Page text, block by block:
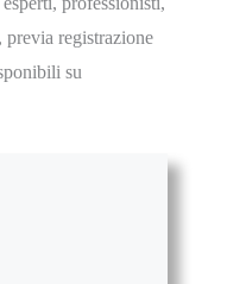
previa registrazione
su